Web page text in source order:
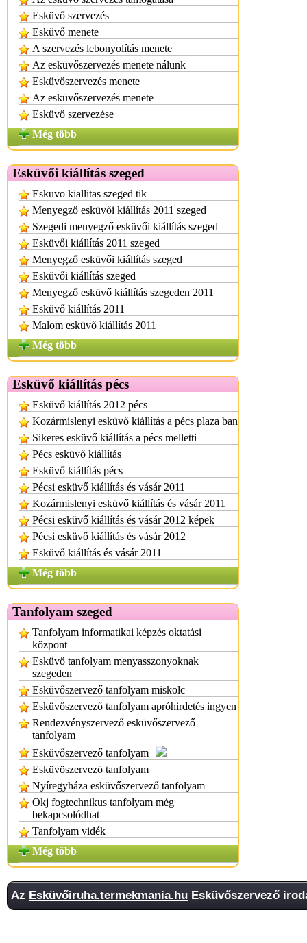
Esküvő szervezés
Esküvő menete
A szervezés lebonyolítás menete
Az esküvőszervezés menete nálunk
Esküvőszervezés menete
Az esküvőszervezés menete
Esküvő szervezése
Még több
Esküvői kiállítás szeged
Eskuvo kiallitas szeged tik
Menyegző esküvői kiállítás 2011 szeged
Szegedi menyegző esküvői kiállítás szeged
Esküvői kiállítás 2011 szeged
Menyegző esküvői kiállítás szeged
Esküvői kiállítás szeged
Menyegző esküvő kiállítás szegeden 2011
Esküvő kiállítás 2011
Malom esküvő kiállítás 2011
Még több
Esküvő kiállítás pécs
Esküvő kiállítás 2012 pécs
Kozármislenyi esküvő kiállítás a pécs plaza ban
Sikeres esküvő kiállítás a pécs melletti
Pécs esküvő kiállítás
Esküvő kiállítás pécs
Pécsi esküvő kiállítás és vásár 2011
Kozármislenyi esküvő kiállítás és vásár 2011
Pécsi esküvő kiállítás és vásár 2012 képek
Pécsi esküvő kiállítás és vásár 2012
Esküvő kiállítás és vásár 2011
Még több
Tanfolyam szeged
Tanfolyam informatikai képzés oktatási
központ
Esküvő tanfolyam menyasszonyoknak
szegeden
Esküvőszervező tanfolyam miskolc
Esküvőszervező tanfolyam apróhirdetés ingyen
Rendezvényszervező esküvőszervező
tanfolyam
Esküvőszervező tanfolyam
Esküvöszervezö tanfolyam
Nyíregyháza esküvőszervező tanfolyam
Okj fogtechnikus tanfolyam még
bekapcsolódhat
Tanfolyam vidék
Még több
Az Esküvőiruha.termekmania.hu Esküvőszervező